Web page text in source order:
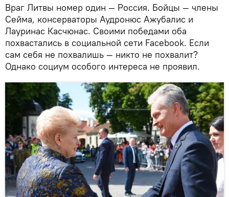
Враг Литвы номер один — Россия. Бойцы — члены
Сейма, консерваторы Аудронюс Ажубалис и
Лауринас Касчюнас. Своими победами оба
похвастались в социальной сети Facebook. Если
сам себя не похвалишь — никто не похвалит?
Однако социум особого интереса не проявил.